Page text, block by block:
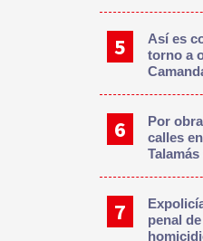
Así es
torno a
Por
calles
penal